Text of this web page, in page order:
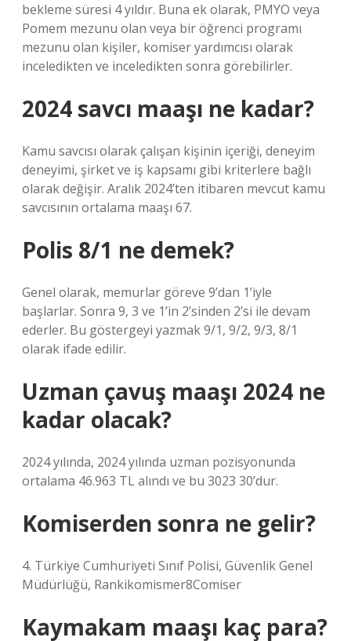
bekleme süresi 4 yıldır. Buna ek olarak, PMYO veya
Pomem mezunu olan veya bir öğrenci programı
mezunu olan kişiler, komiser yardımcısı olarak
inceledikten ve inceledikten sonra görebilirler.
2024 savcı maaşı ne kadar?
Kamu savcısı olarak çalışan kişinin içeriği, deneyim
deneyimi, şirket ve iş kapsamı gibi kriterlere bağlı
olarak değişir. Aralık 2024’ten itibaren mevcut kamu
savcısının ortalama maaşı 67.
Polis 8/1 ne demek?
Genel olarak, memurlar göreve 9’dan 1’iyle
başlarlar. Sonra 9, 3 ve 1’in 2’sinden 2’si ile devam
ederler. Bu göstergeyi yazmak 9/1, 9/2, 9/3, 8/1
olarak ifade edilir.
Uzman çavuş maaşı 2024 ne
kadar olacak?
2024 yılında, 2024 yılında uzman pozisyonunda
ortalama 46.963 TL alındı ​​ve bu 3023 30’dur.
Komiserden sonra ne gelir?
4. Türkiye Cumhuriyeti Sınıf Polisi, Güvenlik Genel
Müdürlüğü, Rankikomismer8Comiser
Kaymakam maaşı kaç para?